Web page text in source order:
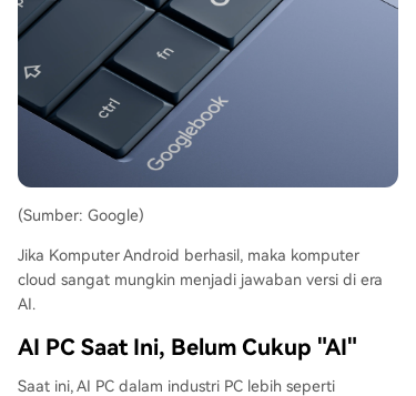
(Sumber: Google)
Jika Komputer Android berhasil, maka komputer
cloud sangat mungkin menjadi jawaban versi di era
AI.
AI PC Saat Ini, Belum Cukup "AI"
Saat ini, AI PC dalam industri PC lebih seperti